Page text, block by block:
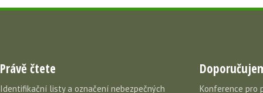
Právě čtete
Identifikační listy a označení nebezpečných
Konference pro